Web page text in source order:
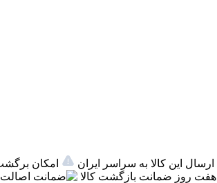
ارسال این کالا به سراسر ایران
امکان
هفت روز ضمانت بازگشت کالا اصالت